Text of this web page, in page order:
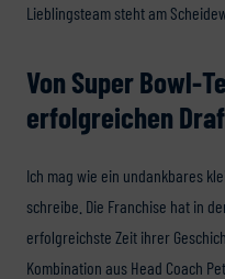
Lieblingsteam steht am
Von Super Bowl-
erfolgreichen
Ich mag wie ein undankbares
schreibe. Die Franchise hat in
erfolgreichste Zeit ihrer
Kombination aus Head Coach